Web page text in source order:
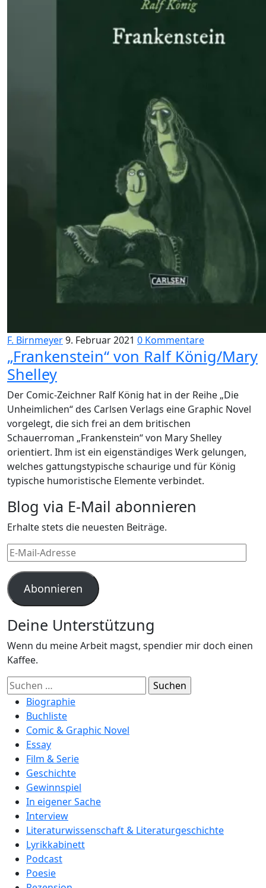
F. Birnmeyer9. Februar 2021 0 Kommentare
„Frankenstein“ von Ralf König/Mary
Shelley
Der Comic-Zeichner Ralf König hat in der Reihe „Die
Unheimlichen“ des Carlsen Verlags eine Graphic Novel
vorgelegt, die sich frei an dem britischen
Schauerroman „Frankenstein“ von Mary Shelley
orientiert. Ihm ist ein eigenständiges Werk gelungen,
welches gattungstypische schaurige und für König
typische humoristische Elemente verbindet.
Blog via E-Mail abonnieren
Erhalte stets die neuesten Beiträge.
E-
Mail-
Adresse
Abonnieren
Deine Unterstützung
Wenn du meine Arbeit magst, spendier mir doch einen
Kaffee.
Suchen
nach:Biographie
Buchliste
Comic & Graphic Novel
Essay
Film & Serie
Geschichte
Gewinnspiel
In eigener Sache
Interview
Literaturwissenschaft & Literaturgeschichte
Lyrikkabinett
Podcast
Poesie